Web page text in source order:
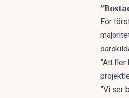
För
”Att fler
”Vi ser